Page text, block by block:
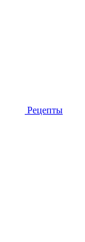
Рецепты